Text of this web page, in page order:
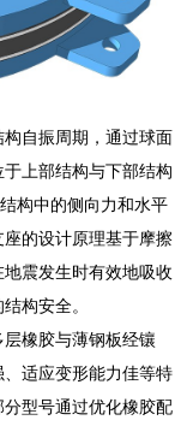
自振周期，通过球面
上部结构与下部结构
构中的侧向力和水平
的设计原理基于摩擦
震发生时有效地吸收
构安全。
橡胶与薄钢板经镶
适应变形能力佳等特
型号通过优化橡胶配